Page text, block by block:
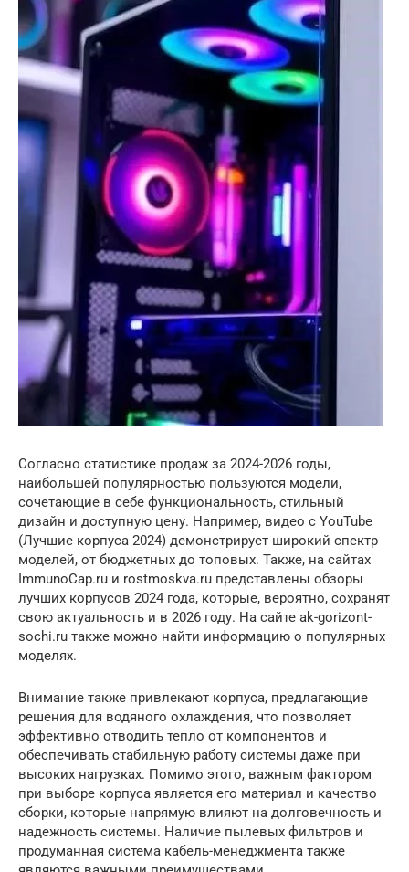
Согласно статистике продаж за 2024-2026 годы,
наибольшей популярностью пользуются модели,
сочетающие в себе функциональность, стильный
дизайн и доступную цену. Например, видео с YouTube
(Лучшие корпуса 2024) демонстрирует широкий спектр
моделей, от бюджетных до топовых. Также, на сайтах
ImmunoCap.ru и rostmoskva.ru представлены обзоры
лучших корпусов 2024 года, которые, вероятно, сохранят
свою актуальность и в 2026 году. На сайте ak-gorizont-
sochi.ru также можно найти информацию о популярных
моделях.
Внимание также привлекают корпуса, предлагающие
решения для водяного охлаждения, что позволяет
эффективно отводить тепло от компонентов и
обеспечивать стабильную работу системы даже при
высоких нагрузках. Помимо этого, важным фактором
при выборе корпуса является его материал и качество
сборки, которые напрямую влияют на долговечность и
надежность системы. Наличие пылевых фильтров и
продуманная система кабель-менеджмента также